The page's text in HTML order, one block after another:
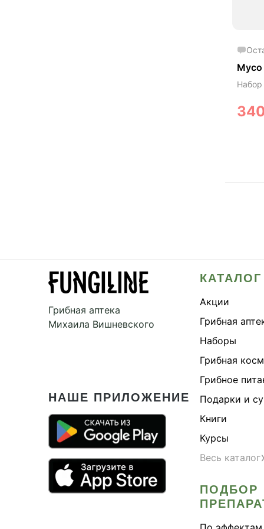
Myco
Набор
Грибная аптека
Михаила Вишневского
НАШЕ ПРИЛОЖЕНИЕ
КАТАЛОГ
Акции
Грибная
Наборы
Грибная
Грибное
Подарки и
Книги
Курсы
Весь каталог
ПОДБОР